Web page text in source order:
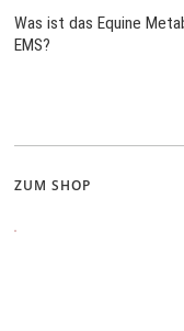
Was ist das Equine
EMS?
ZUM SHOP